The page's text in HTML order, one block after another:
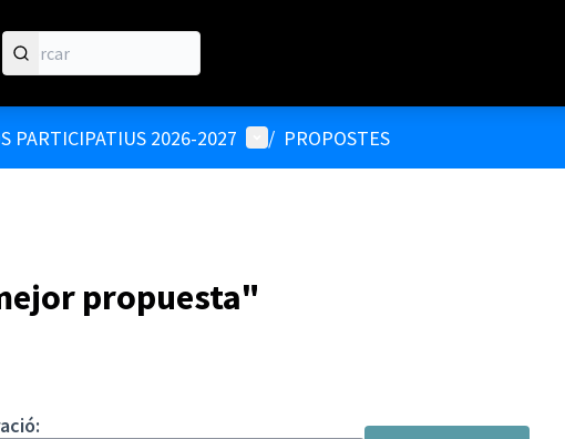
PARTICIPATIUS 2026-2027 Menú d'usuari
/ PROPOSTES
propuesta"